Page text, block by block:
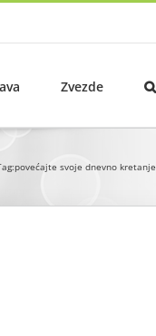
Zvezde
povećajte svoje dnevno kretanje